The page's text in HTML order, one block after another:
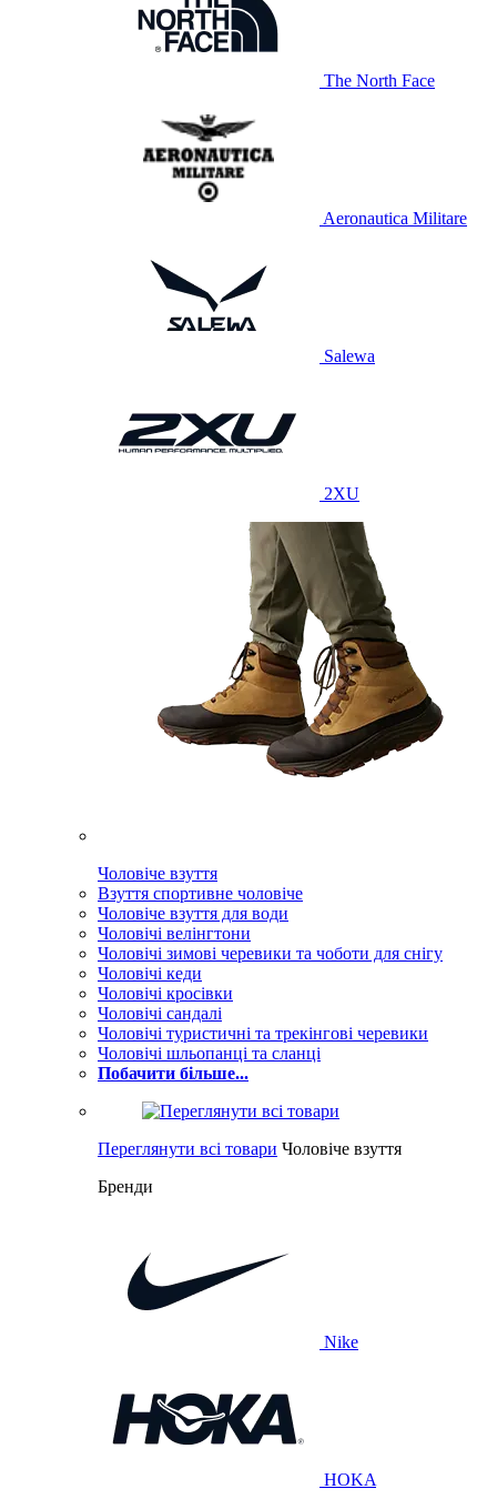
The North Face
Aeronautica Militare
Salewa
2XU
Чоловіче взуття
Взуття спортивне чоловіче
Чоловіче взуття для води
Чоловічі велінгтони
Чоловічі зимові черевики та чоботи для снігу
Чоловічі кеди
Чоловічі кросівки
Чоловічі сандалі
Чоловічі туристичні та трекінгові черевики
Чоловічі шльопанці та сланці
Побачити більше...
Переглянути всі товари Чоловіче взуття
Бренди
Nike
HOKA